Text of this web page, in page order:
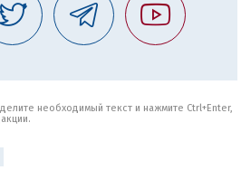
необходимый текст и нажмите Ctrl+Enter,